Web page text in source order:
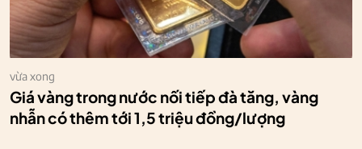
vừa xong
Giá vàng trong nước nối tiếp đà tăng, vàng
nhẫn có thêm tới 1,5 triệu đồng/lượng